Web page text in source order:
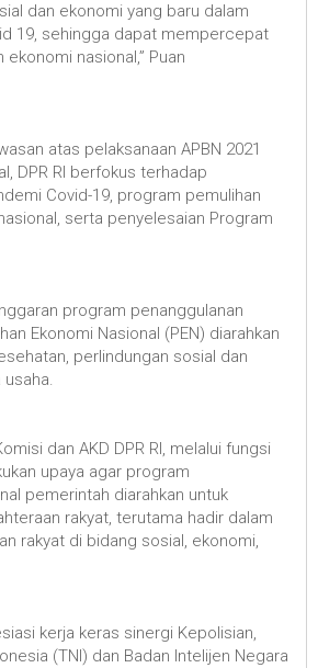
dan ekonomi yang baru dalam
19, sehingga dapat mempercepat
nasional,” Puan
atas pelaksanaan APBN 2021
DPR RI berfokus terhadap
Covid-19, program pemulihan
serta penyelesaian Program
program penanggulanan
Ekonomi Nasional (PEN) diarahkan
perlindungan sosial dan
dan AKD DPR RI, melalui fungsi
upaya agar program
pemerintah diarahkan untuk
rakyat, terutama hadir dalam
rakyat di bidang sosial, ekonomi,
kerja keras sinergi Kepolisian,
(TNI) dan Badan Intelijen Negara